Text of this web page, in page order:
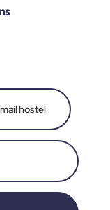
hostel